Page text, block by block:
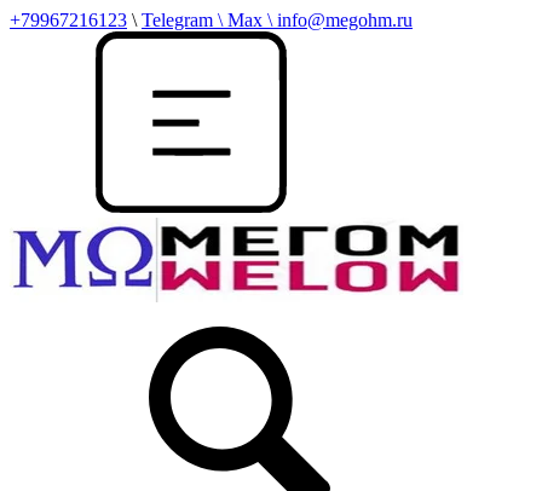
+79967216123 \ Telegram \ Max \ info@megohm.ru